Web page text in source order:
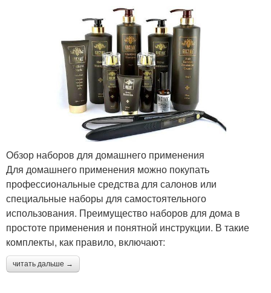
Обзор наборов для домашнего применения
Для домашнего применения можно покупать
профессиональные средства для салонов или
специальные наборы для самостоятельного
использования. Преимущество наборов для дома в
простоте применения и понятной инструкции. В такие
комплекты, как правило, включают:
читать дальше →